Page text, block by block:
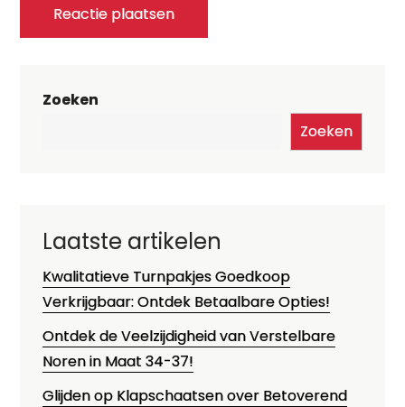
Zoeken
Zoeken
Laatste artikelen
Kwalitatieve Turnpakjes Goedkoop
Verkrijgbaar: Ontdek Betaalbare Opties!
Ontdek de Veelzijdigheid van Verstelbare
Noren in Maat 34-37!
Glijden op Klapschaatsen over Betoverend